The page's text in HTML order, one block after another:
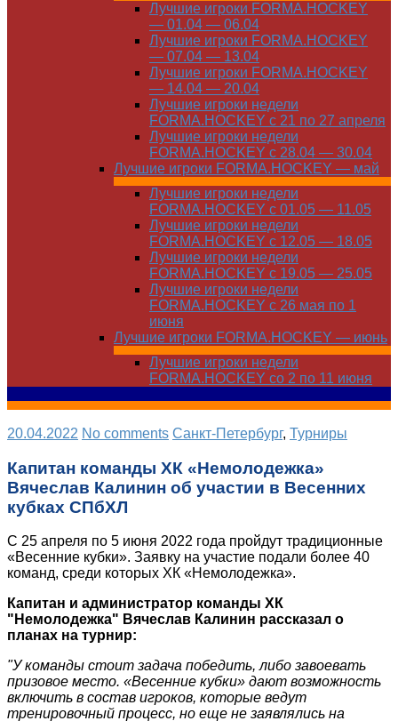
Лучшие игроки FORMA.HOCKEY
— 01.04 — 06.04
Лучшие игроки FORMA.HOCKEY
— 07.04 — 13.04
Лучшие игроки FORMA.HOCKEY
— 14.04 — 20.04
Лучшие игроки недели
FORMA.HOCKEY с 21 по 27 апреля
Лучшие игроки недели
FORMA.HOCKEY с 28.04 — 30.04
Лучшие игроки FORMA.HOCKEY — май
Лучшие игроки недели
FORMA.HOCKEY с 01.05 — 11.05
Лучшие игроки недели
FORMA.HOCKEY с 12.05 — 18.05
Лучшие игроки недели
FORMA.HOCKEY с 19.05 — 25.05
Лучшие игроки недели
FORMA.HOCKEY с 26 мая по 1
июня
Лучшие игроки FORMA.HOCKEY — июнь
Лучшие игроки недели
FORMA.HOCKEY со 2 по 11 июня
20.04.2022 No comments Санкт-Петербург, Турниры
Капитан команды ХК «Немолодежка»
Вячеслав Калинин об участии в Весенних
кубках СПбХЛ
С 25 апреля по 5 июня 2022 года пройдут традиционные
«Весенние кубки». Заявку на участие подали более 40
команд, среди которых ХК «Немолодежка».
Капитан и администратор команды ХК
"Немолодежка" Вячеслав Калинин рассказал о
планах на турнир:
"У команды стоит задача победить, либо завоевать
призовое место. «Весенние кубки» дают возможность
включить в состав игроков, которые ведут
тренировочный процесс, но еще не заявлялись на